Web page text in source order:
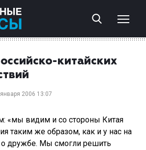
китайских
2006 13:07
«мы видим и со стороны Китая
таким же образом, как и у нас на
о дружбе. Мы смогли решить